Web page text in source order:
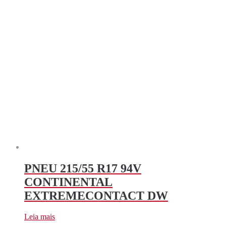
PNEU 215/55 R17 94V
CONTINENTAL
EXTREMECONTACT DW
Leia mais